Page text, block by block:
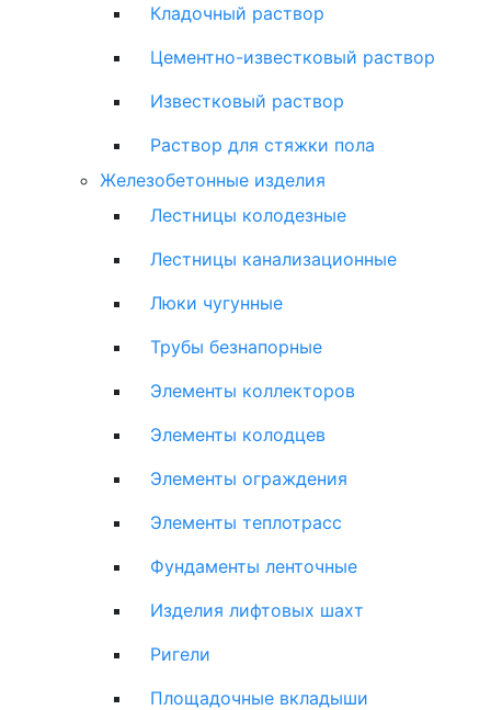
Кладочный раствор
Цементно-известковый раствор
Известковый раствор
Раствор для стяжки пола
Железобетонные изделия
Лестницы колодезные
Лестницы канализационные
Люки чугунные
Трубы безнапорные
Элементы коллекторов
Элементы колодцев
Элементы ограждения
Элементы теплотрасс
Фундаменты ленточные
Изделия лифтовых шахт
Ригели
Площадочные вкладыши